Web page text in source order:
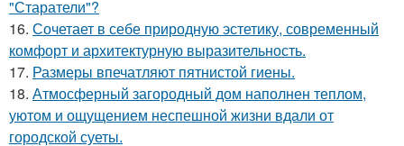
"Старатели"?
16. Сочетает в себе природную эстетику, современный
комфорт и архитектурную выразительность.
17. Размеры впечатляют пятнистой гиены.
18. Атмосферный загородный дом наполнен теплом,
уютом и ощущением неспешной жизни вдали от
городской суеты.